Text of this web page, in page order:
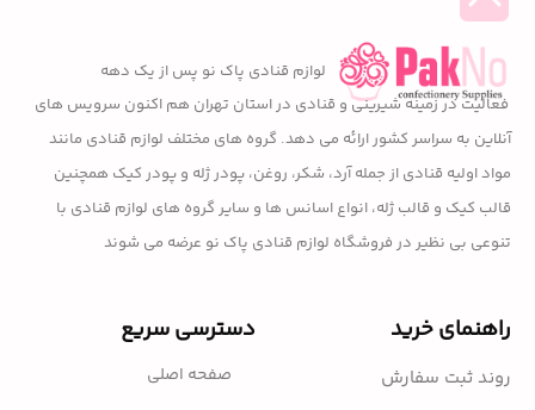
لوازم قنادی پاک نو پس از یک دهه
فعالیت در زمینه شیرینی و قنادی در استان تهران هم اکنون سرویس های
آنلاین به سراسر کشور ارائه می دهد. گروه های مختلف لوازم قنادی مانند
مواد اولیه قنادی از جمله آرد، شکر، روغن، پودر ژله و پودر کیک همچنین
قالب کیک و قالب ژله، انواع اسانس ها و سایر گروه های لوازم قنادی با
تنوعی بی نظیر در فروشگاه لوازم قنادی پاک نو عرضه می شوند
راهنمای خرید
روند ثبت سفارش
دسترسی سریع
صفحه اصلی